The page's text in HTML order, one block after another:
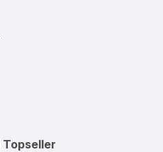
Topseller